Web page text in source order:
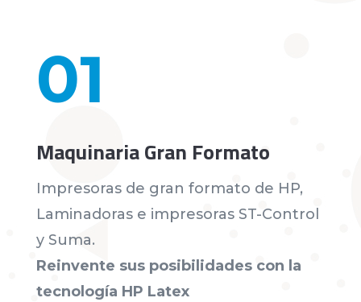
01
Maquinaria Gran Formato
Impresoras de gran formato de HP,
Laminadoras e impresoras ST-Control
y Suma.
Reinvente sus posibilidades con la
tecnología HP Latex